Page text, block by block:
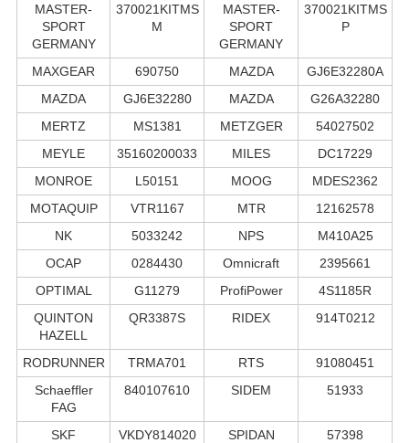
MASTER-
SPORT
GERMANY
370021KITMS
M
MASTER-
SPORT
GERMANY
370021KITMS
P
MAXGEAR 690750 MAZDA
GJ6E32280A
MAZDA
GJ6E32280 MAZDA
G26A32280
MERTZ
MS1381 METZGER
54027502
MEYLE
35160200033 MILES
DC17229
MONROE
L50151 MOOG
MDES2362
MOTAQUIP
VTR1167 MTR
12162578
NK
5033242 NPS
M410A25
OCAP
0284430 Omnicraft
2395661
OPTIMAL
G11279 ProfiPower
4S1185R
QUINTON
HAZELL
QR3387S RIDEX 914T0212
RODRUNNER TRMA701 RTS
91080451
Schaeffler
FAG
840107610 SIDEM 51933
SKF VKDY814020
SPIDAN
57398